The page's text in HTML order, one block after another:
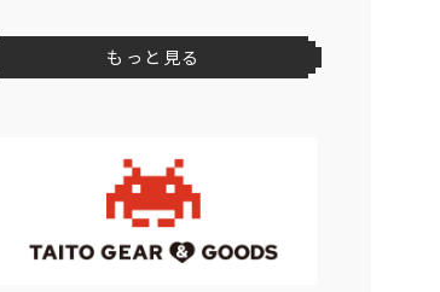
登場予定
ドラゴンクエスト AM すこしおお
きなぬいぐるみ キングスライム＆ベ